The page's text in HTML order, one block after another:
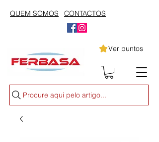
QUEM SOMOS CONTACTOS
Ver puntos
Procure aqui pelo artigo...